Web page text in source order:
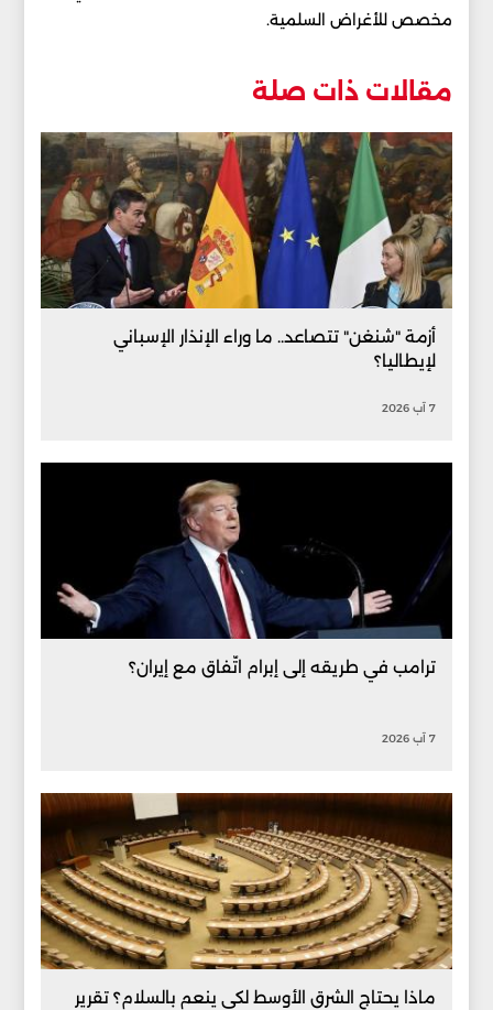
مخصص للأغراض السلمية.
مقالات ذات صلة
أزمة "شنغن" تتصاعد.. ما وراء الإنذار الإسباني
لإيطاليا؟
7 آب 2026
ترامب في طريقه إلى إبرام اتّفاق مع إيران؟
7 آب 2026
ماذا يحتاج الشرق الأوسط لكي ينعم بالسلام؟ تقرير